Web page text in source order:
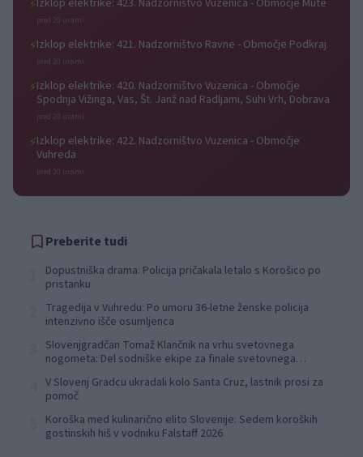
⚡Izklop elektrike: 423. Nadzorništvo Vuzenica - Območje Mute
pred 20 urami
⚡Izklop elektrike: 421. Nadzorništvo Ravne - Območje Podkraj
pred 20 urami
⚡Izklop elektrike: 420. Nadzorništvo Vuzenica - Območje
Spodnja Vižinga, Vas, Št. Janž nad Radljami, Suhi Vrh, Dobrava
pred 20 urami
⚡Izklop elektrike: 422. Nadzorništvo Vuzenica - Območje
Vuhreda
pred 20 urami
Preberite tudi
Dopustniška drama: Policija pričakala letalo s Korošico po
pristanku
Tragedija v Vuhredu: Po umoru 36-letne ženske policija
intenzivno išče osumljenca
Slovenjgradčan Tomaž Klančnik na vrhu svetovnega
nogometa: Del sodniške ekipe za finale svetovnega
V Slovenj Gradcu ukradali kolo Santa Cruz, lastnik prosi za
pomoč
Koroška med kulinarično elito Slovenije: Sedem koroških
gostinskih hiš v vodniku Falstaff 2026